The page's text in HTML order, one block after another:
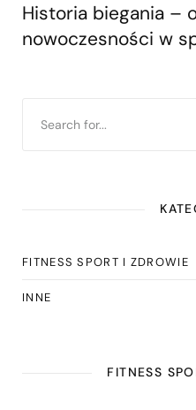
Historia biegania –
nowoczesności w
FITNESS SPORT I ZDROWIE
INNE
FITNESS